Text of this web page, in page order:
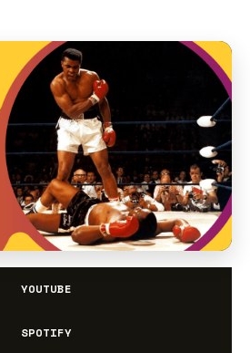
YOUTUBE
SPOTIFY